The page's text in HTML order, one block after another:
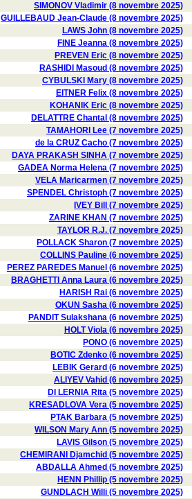
SIMONOV Vladimir (8 novembre 2025)
GUILLEBAUD Jean-Claude (8 novembre 2025)
LAWS John (8 novembre 2025)
FINE Jeanna (8 novembre 2025)
PREVEN Eric (8 novembre 2025)
RASHIDI Masoud (8 novembre 2025)
CYBULSKI Mary (8 novembre 2025)
EITNER Felix (8 novembre 2025)
KOHANIK Eric (8 novembre 2025)
DELATTRE Chantal (8 novembre 2025)
TAMAHORI Lee (7 novembre 2025)
de la CRUZ Cacho (7 novembre 2025)
DAYA PRAKASH SINHA (7 novembre 2025)
GADEA Norma Helena (7 novembre 2025)
VELA Maricarmen (7 novembre 2025)
SPENDEL Christoph (7 novembre 2025)
IVEY Bill (7 novembre 2025)
ZARINE KHAN (7 novembre 2025)
TAYLOR R.J. (7 novembre 2025)
POLLACK Sharon (7 novembre 2025)
COLLINS Pauline (6 novembre 2025)
PEREZ PAREDES Manuel (6 novembre 2025)
BRAGHETTI Anna Laura (6 novembre 2025)
HARISH Rai (6 novembre 2025)
OKUN Sasha (6 novembre 2025)
PANDIT Sulakshana (6 novembre 2025)
HOLT Viola (6 novembre 2025)
PONO (6 novembre 2025)
BOTIC Zdenko (6 novembre 2025)
LEBIK Gerard (6 novembre 2025)
ALIYEV Vahid (6 novembre 2025)
DI LERNIA Rita (5 novembre 2025)
KRESADLOVA Vera (5 novembre 2025)
PTAK Barbara (5 novembre 2025)
WILSON Mary Ann (5 novembre 2025)
LAVIS Gilson (5 novembre 2025)
CHEMIRANI Djamchid (5 novembre 2025)
ABDALLA Ahmed (5 novembre 2025)
HENN Phillip (5 novembre 2025)
GUNDLACH Willi (5 novembre 2025)